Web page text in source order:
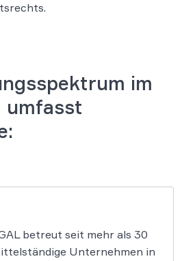
im
betreut seit mehr als 30
Unternehmen in